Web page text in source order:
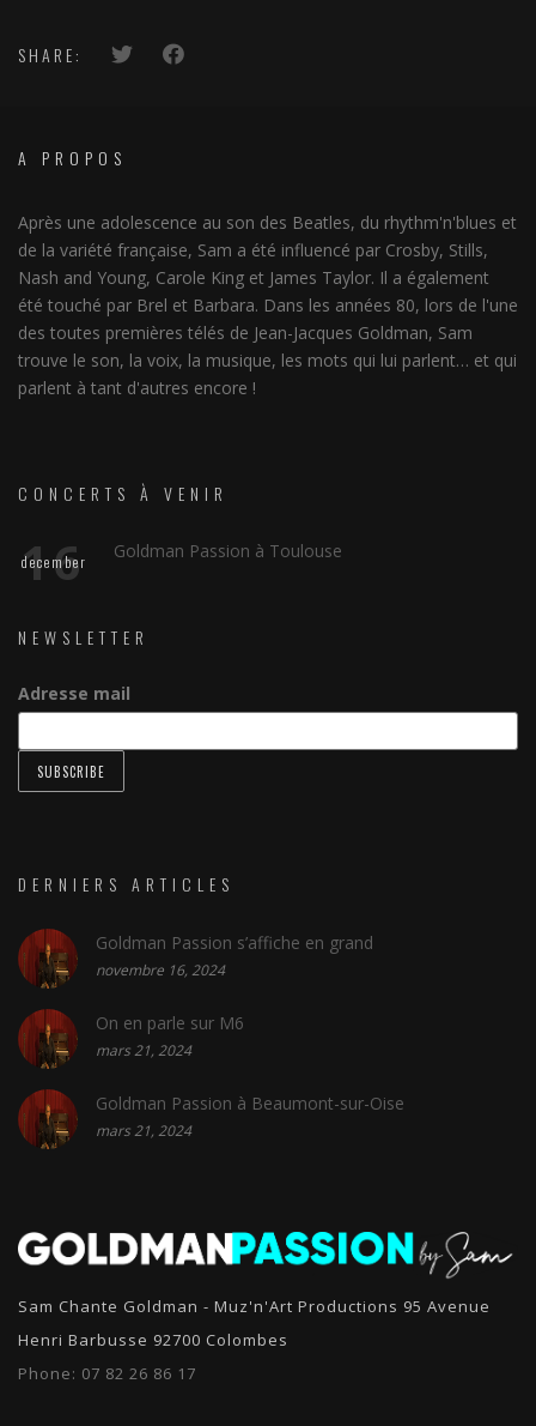
SHARE:
A PROPOS
Après une adolescence au son des Beatles, du rhythm'n'blues et
de la variété française, Sam a été influencé par Crosby, Stills,
Nash and Young, Carole King et James Taylor. Il a également
été touché par Brel et Barbara. Dans les années 80, lors de l'une
des toutes premières télés de Jean-Jacques Goldman, Sam
trouve le son, la voix, la musique, les mots qui lui parlent… et qui
parlent à tant d'autres encore !
CONCERTS À VENIR
16
december Goldman Passion à Toulouse
NEWSLETTER
Adresse mail
DERNIERS ARTICLES
Goldman Passion s’affiche en grand
novembre 16, 2024
On en parle sur M6
mars 21, 2024
Goldman Passion à Beaumont-sur-Oise
mars 21, 2024
Sam Chante Goldman - Muz'n'Art Productions 95 Avenue
Henri Barbusse 92700 Colombes
Phone: 07 82 26 86 17